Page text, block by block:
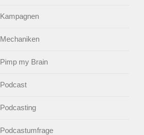
Kampagnen
Mechaniken
Pimp my Brain
Podcast
Podcasting
Podcastumfrage